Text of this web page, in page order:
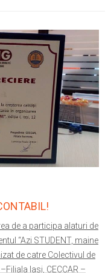
de a participa alaturi de
“Azi STUDENT, maine
de catre Colectivul de
Iasi, CECCAR –